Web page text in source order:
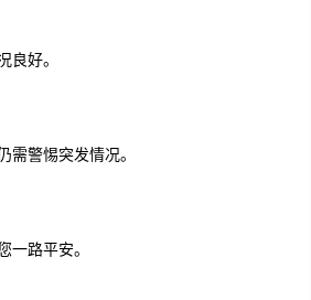
良好。
需警惕突发情况。
一路平安。